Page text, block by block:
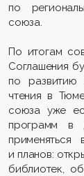
по
союза.
По итогам
Соглашения
по развитию
чтения в
союза уже
программ в
и планов:
библиотек,